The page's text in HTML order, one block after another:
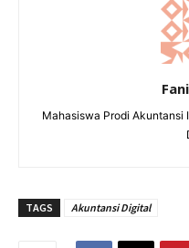
Mahasiswa Prodi Akuntansi
TAGS Akuntansi Digital